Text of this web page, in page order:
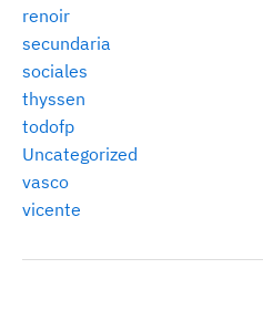
renoir
secundaria
sociales
thyssen
todofp
Uncategorized
vasco
vicente